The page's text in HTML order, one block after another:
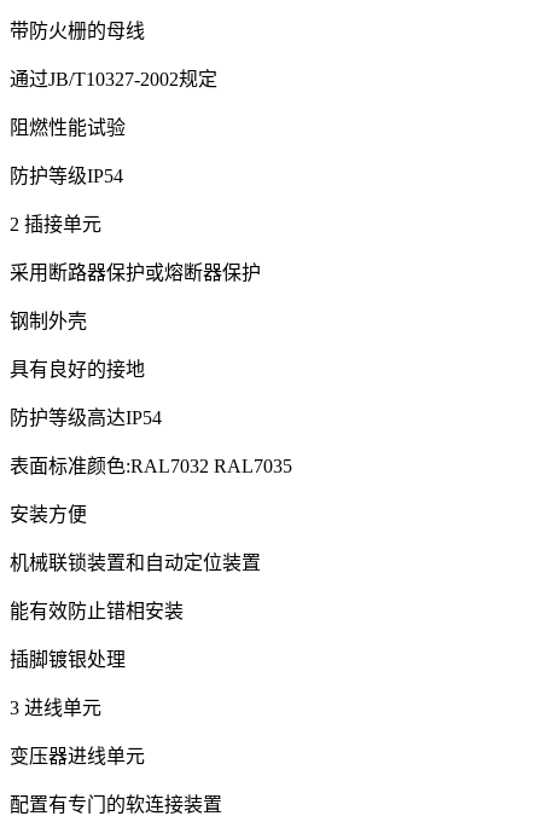
带防火栅的母线
通过JB/T10327-2002规定
阻燃性能试验
防护等级IP54
2 插接单元
采用断路器保护或熔断器保护
钢制外壳
具有良好的接地
防护等级高达IP54
表面标准颜色:RAL7032 RAL7035
安装方便
机械联锁装置和自动定位装置
能有效防止错相安装
插脚镀银处理
3 进线单元
变压器进线单元
配置有专门的软连接装置